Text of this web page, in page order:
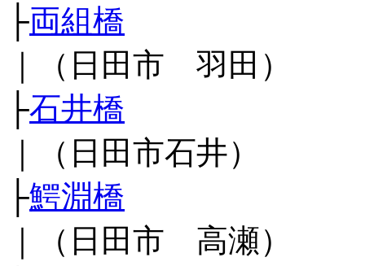
├両組橋
｜（日田市 羽田）
├石井橋
｜（日田市石井）
├鰐淵橋
｜（日田市 高瀬）